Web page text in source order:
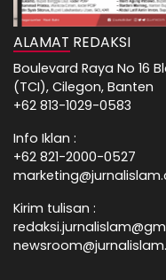
ALAMAT REDAKSI
Boulevard Raya No 16
(TCI), Cilegon, Banten
+62 813-1029-0583
Info Iklan :
+62 821-2000-0527
Kirim tulisan :